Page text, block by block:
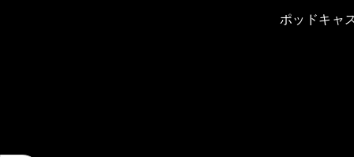
ポッドキャ